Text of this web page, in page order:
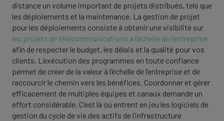
distance un volume important de projets distribués, tels que
les déploiements et la maintenance. La gestion de projet
pour les déploiements consiste à obtenir une visibilité sur
les projets de télécommunications à l’échelle de l’entreprise
afin de respecter le budget, les délais et la qualité pour vos
clients. L’exécution des programmes en toute confiance
permet de créer de la valeur à l’échelle de l’entreprise et de
raccourcir le chemin vers les bénéfices. Coordonner et gérer
efficacement de multiples équipes et canaux demande un
effort considérable. C’est là où entrent en jeu les logiciels de
gestion du cycle de vie des actifs de l’infrastructure